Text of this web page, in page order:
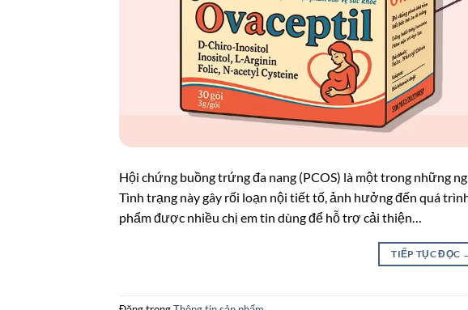
Hội chứng buồng trứng đa nang (PCOS) là một trong những
Tình trạng này gây rối loạn nội tiết tố, ảnh hưởng đến quá
phẩm được nhiều chị em tin dùng để hỗ trợ cải thiện…
TIẾP TỤC ĐỌC